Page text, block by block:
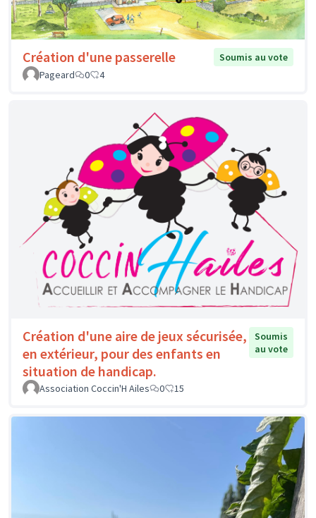
Création d'une passerelle
Soumis au vote
Pageard
0 4
Création d'une aire de jeux sécurisée,
en extérieur, pour des enfants en
situation de handicap.
Soumis
au vote
Association Coccin'H Ailes 0 15